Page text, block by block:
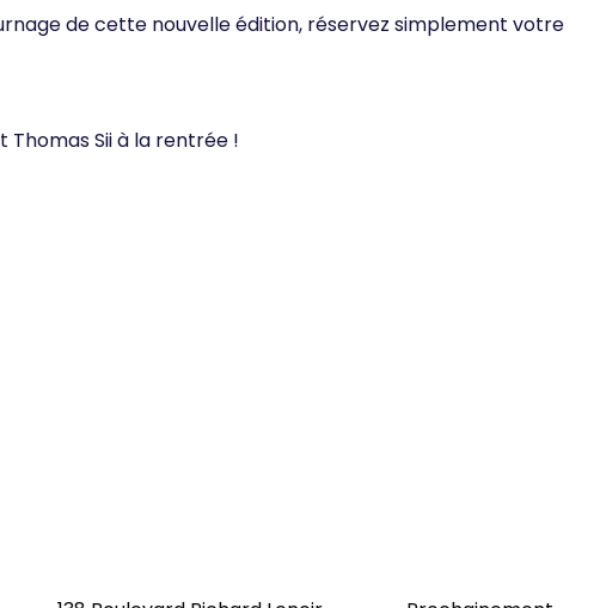
de cette nouvelle édition, réservez simplement votre
Thomas Sii à la rentrée !